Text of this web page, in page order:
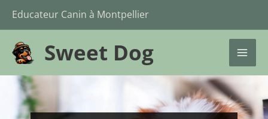
Aller
au
contenu
Educateur Canin à Montpellier
Sweet Dog